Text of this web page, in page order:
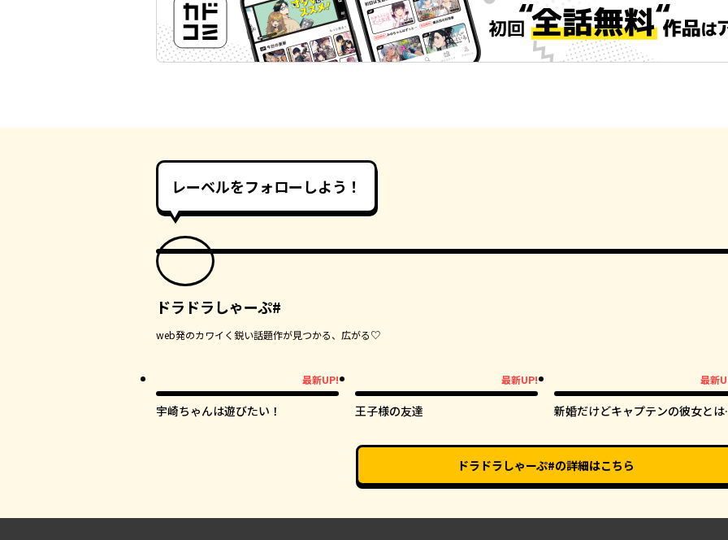
レーベルをフォローしよう！
ドラドラしゃーぷ#
web発のカワイく鋭い話題作が見つかる、広がる♡
最新UP!
宇崎ちゃんは遊びたい！
最新UP!
王子様の友達
最新
新婚だけどキャプテンの彼女とは
ドラドラしゃーぷ#の詳細はこちら